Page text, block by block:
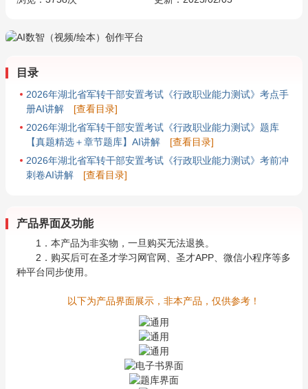
目录
2026年湖北省军转干部安置考试《行政职业能力测试》考点手
册AI讲解
[查看目录]
2026年湖北省军转干部安置考试《行政职业能力测试》题库
【真题精选＋章节题库】AI讲解
[查看目录]
2026年湖北省军转干部安置考试《行政职业能力测试》考前冲
刺卷AI讲解
[查看目录]
产品界面及功能
1．本产品为非实物，一旦购买无法退换。
2．购买后可在圣才学习网官网、圣才APP、微信小程序等多
种平台同步使用。
以下为产品界面展示，非本产品，仅供参考！